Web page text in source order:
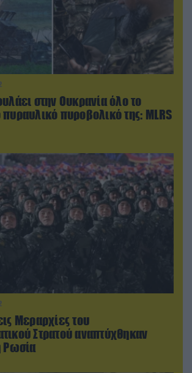
στην Ουκρανία όλο το
πυροβολικό της: MLRS
Μεραρχίες του
Στρατού αναπτύχθηκαν
Ρωσία